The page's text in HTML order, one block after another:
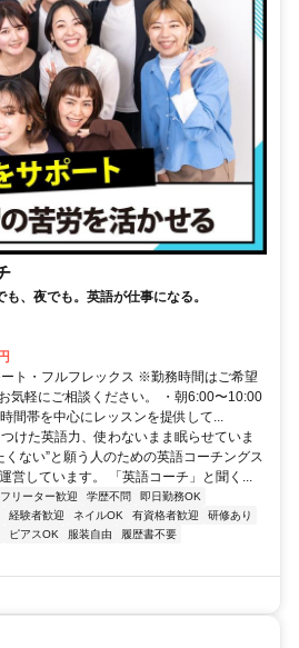
、夜でも。英語が仕事になる。
ト・フルフレックス ※勤務時間はご希望
気軽にご相談ください。 ・朝6:00〜10:00
間帯を中心にレッスンを提供して...
けた英語力、使わないまま眠らせていま
ない”と願う人のための英語コーチングス
営しています。 「英語コーチ」と聞く...
フリーター歓迎 学歴不問
即日勤務OK
経験者歓迎 ネイルOK 有資格者歓迎
研修あり
ピアスOK 服装自由
履歴書不要